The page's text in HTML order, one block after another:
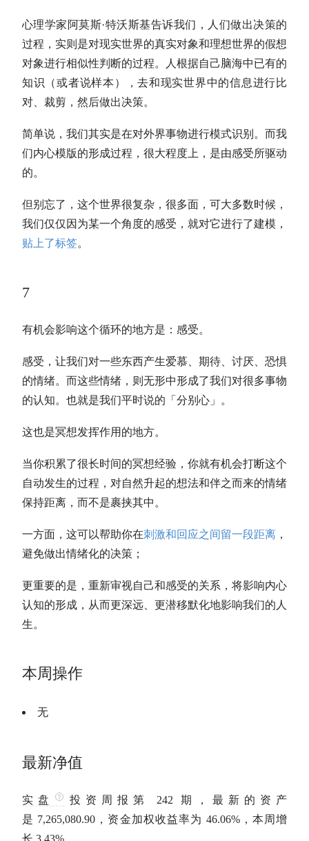
心理学家阿莫斯·特沃斯基告诉我们，人们做出决策的
过程，实则是对现实世界的真实对象和理想世界的假想
对象进行相似性判断的过程。人根据自己脑海中已有的
知识（或者说样本），去和现实世界中的信息进行比
对、裁剪，然后做出决策。
简单说，我们其实是在对外界事物进行模式识别。而我
们内心模版的形成过程，很大程度上，是由感受所驱动
的。
但别忘了，这个世界很复杂，很多面，可大多数时候，
我们仅仅因为某一个角度的感受，就对它进行了建模，
贴上了标签。
7
有机会影响这个循环的地方是：感受。
感受，让我们对一些东西产生爱慕、期待、讨厌、恐惧
的情绪。而这些情绪，则无形中形成了我们对很多事物
的认知。也就是我们平时说的「分别心」。
这也是冥想发挥作用的地方。
当你积累了很长时间的冥想经验，你就有机会打断这个
自动发生的过程，对自然升起的想法和伴之而来的情绪
保持距离，而不是裹挟其中。
一方面，这可以帮助你在刺激和回应之间留一段距离 ，
避免做出情绪化的决策；
更重要的是，重新审视自己和感受的关系，将影响内心
认知的形成，从而更深远、更潜移默化地影响我们的人
生。
本周操作
无
最新净值
实盘 投资周报第 242 期，最新的资产
是 7,265,080.90 ，资金加权收益率为 46.06%，本周增